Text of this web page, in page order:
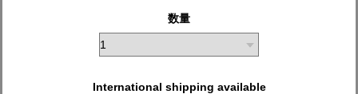
数量
International shipping available